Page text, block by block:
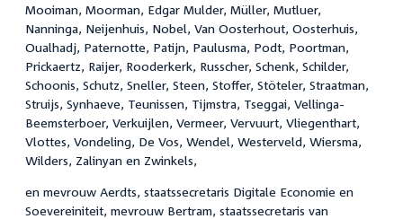
Mooiman, Moorman, Edgar Mulder, Müller, Mutluer,
Nanninga, Neijenhuis, Nobel, Van Oosterhout, Oosterhuis,
Oualhadj, Paternotte, Patijn, Paulusma, Podt, Poortman,
Prickaertz, Raijer, Rooderkerk, Russcher, Schenk, Schilder,
Schoonis, Schutz, Sneller, Steen, Stoffer, Stöteler, Straatman,
Struijs, Synhaeve, Teunissen, Tijmstra, Tseggai, Vellinga-
Beemsterboer, Verkuijlen, Vermeer, Vervuurt, Vliegenthart,
Vlottes, Vondeling, De Vos, Wendel, Westerveld, Wiersma,
Wilders, Zalinyan en Zwinkels,
en mevrouw Aerdts, staatssecretaris Digitale Economie en
Soevereiniteit, mevrouw Bertram, staatssecretaris van